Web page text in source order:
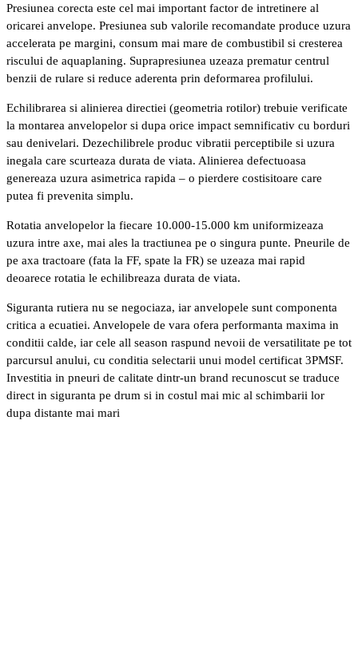
Presiunea corecta este cel mai important factor de intretinere al
oricarei anvelope. Presiunea sub valorile recomandate produce uzura
accelerata pe margini, consum mai mare de combustibil si cresterea
riscului de aquaplaning. Suprapresiunea uzeaza prematur centrul
benzii de rulare si reduce aderenta prin deformarea profilului.
Echilibrarea si alinierea directiei (geometria rotilor) trebuie verificate
la montarea anvelopelor si dupa orice impact semnificativ cu borduri
sau denivelari. Dezechilibrele produc vibratii perceptibile si uzura
inegala care scurteaza durata de viata. Alinierea defectuoasa
genereaza uzura asimetrica rapida – o pierdere costisitoare care
putea fi prevenita simplu.
Rotatia anvelopelor la fiecare 10.000-15.000 km uniformizeaza
uzura intre axe, mai ales la tractiunea pe o singura punte. Pneurile de
pe axa tractoare (fata la FF, spate la FR) se uzeaza mai rapid
deoarece rotatia le echilibreaza durata de viata.
Siguranta rutiera nu se negociaza, iar anvelopele sunt componenta
critica a ecuatiei. Anvelopele de vara ofera performanta maxima in
conditii calde, iar cele all season raspund nevoii de versatilitate pe tot
parcursul anului, cu conditia selectarii unui model certificat 3PMSF.
Investitia in pneuri de calitate dintr-un brand recunoscut se traduce
direct in siguranta pe drum si in costul mai mic al schimbarii lor
dupa distante mai mari